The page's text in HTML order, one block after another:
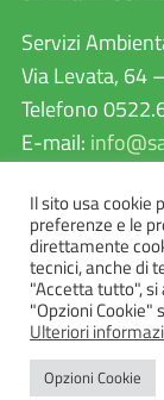
Servizi
Via Levata, 64
Telefono
E-mail:
P.IVA
PEC:
Il sito usa cookie
preferenze e le
direttamente
tecnici, anche di
"Accetta tutto", si
"Opzioni Cookie"
Ulteriori
Opzioni Cookie